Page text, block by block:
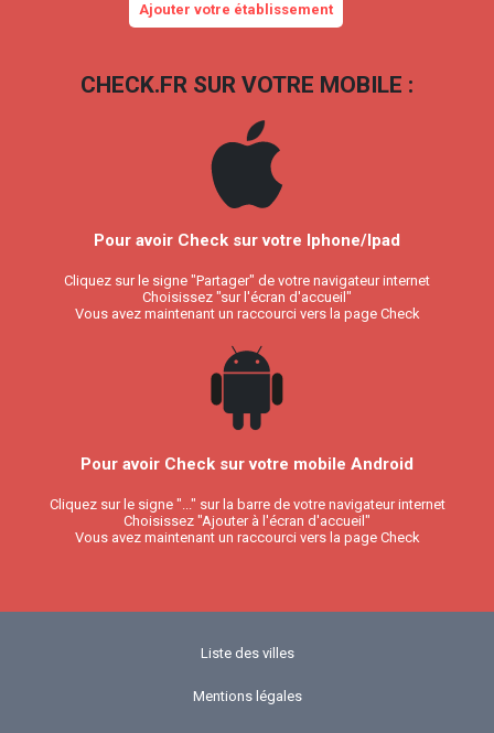
Ajouter votre établissement
CHECK.FR SUR VOTRE MOBILE :
Pour avoir Check sur votre Iphone/Ipad
Cliquez sur le signe "Partager" de votre navigateur internet
Choisissez "sur l'écran d'accueil"
Vous avez maintenant un raccourci vers la page Check
Pour avoir Check sur votre mobile Android
Cliquez sur le signe "..." sur la barre de votre navigateur internet
Choisissez "Ajouter à l'écran d'accueil"
Vous avez maintenant un raccourci vers la page Check
Liste des villes
Mentions légales